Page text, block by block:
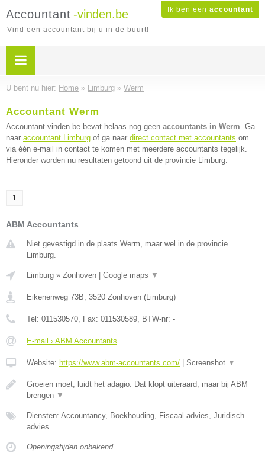
Ik ben een accountant
Accountant -vinden.be
Vind een accountant bij u in de buurt!
U bent nu hier: Home » Limburg » Werm
Accountant Werm
Accountant-vinden.be bevat helaas nog geen accountants in Werm. Ga
naar accountant Limburg of ga naar direct contact met accountants om
via één e-mail in contact te komen met meerdere accountants tegelijk.
Hieronder worden nu resultaten getoond uit de provincie Limburg.
1
ABM Accountants
Niet gevestigd in de plaats Werm, maar wel in de provincie
Limburg.
Limburg » Zonhoven Google maps ▼
Eikenenweg 73B, 3520 Zonhoven (Limburg)
Tel: 011530570, Fax: 011530589, BTW-nr: -
E-mail › ABM Accountants
Website: https://www.abm-accountants.com/ Screenshot ▼
Groeien moet, luidt het adagio. Dat klopt uiteraard, maar bij ABM
brengen ▼
Diensten: Accountancy, Boekhouding, Fiscaal advies, Juridisch
advies
Openingstijden onbekend